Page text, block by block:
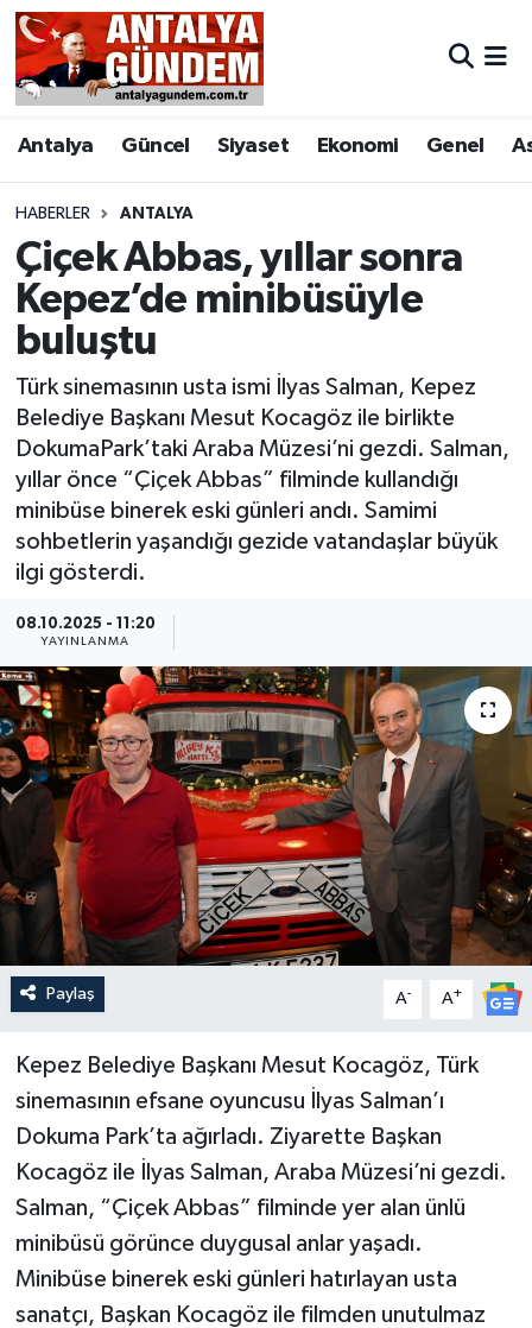
Antalya Güncel Siyaset Ekonomi Genel
HABERLER ANTALYA
Çiçek Abbas, yıllar sonra
Kepez’de minibüsüyle
buluştu
Türk sinemasının usta ismi İlyas Salman, Kepez
Belediye Başkanı Mesut Kocagöz ile birlikte
DokumaPark’taki Araba Müzesi’ni gezdi. Salman,
yıllar önce “Çiçek Abbas” filminde kullandığı
minibüse binerek eski günleri andı. Samimi
sohbetlerin yaşandığı gezide vatandaşlar büyük
ilgi gösterdi.
08.10.2025 - 11:20
YAYINLANMA
Paylaş A- A+
Kepez Belediye Başkanı Mesut Kocagöz, Türk
sinemasının efsane oyuncusu İlyas Salman’ı
Dokuma Park’ta ağırladı. Ziyarette Başkan
Kocagöz ile İlyas Salman, Araba Müzesi’ni gezdi.
Salman, “Çiçek Abbas” filminde yer alan ünlü
minibüsü görünce duygusal anlar yaşadı.
Minibüse binerek eski günleri hatırlayan usta
sanatçı, Başkan Kocagöz ile filmden unutulmaz
Antalya
Asayiş
Bilim & Teknoloji
Bölge
EĞİTİM
Ekonomi
Genel
Görüntülü Haber
Güncel
Kültür & Sanat
Magazin
Resmi İlan
Sağlık & Yaşam
Siyaset
Spor
Antalya Nöbetçi Eczaneler
Antalya Hava Durumu
Antalya Namaz Vakitleri
Antalya Trafik Yoğunluk Haritası
Süper Lig Puan Durumu ve Fikstür
Tüm Manşetler
Son Dakika Haberleri
Haber Arşivi